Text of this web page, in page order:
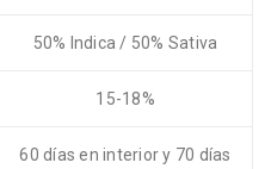
50% Indica / 50% Sativa
15-18%
60 días en interior y 70 días